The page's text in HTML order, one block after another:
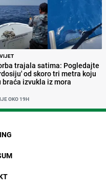
trajala satima: Pogledajte
od skoro tri metra koju
braća izvukla iz mora
OKO 19H